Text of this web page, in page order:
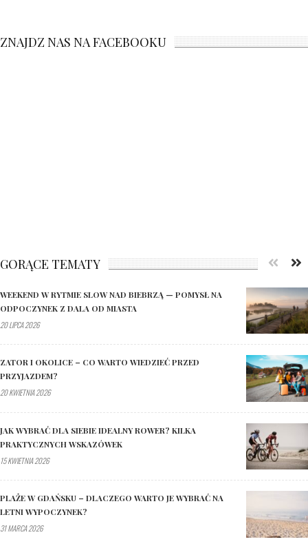
ZNAJDZ NAS NA FACEBOOKU
GORĄCE TEMATY
WEEKEND W RYTMIE SLOW NAD BIEBRZĄ — POMYSŁ NA
ODPOCZYNEK Z DALA OD MIASTA
20 LIPCA 2026
ZATOR I OKOLICE – CO WARTO WIEDZIEĆ PRZED
PRZYJAZDEM?
20 KWIETNIA 2026
JAK WYBRAĆ DLA SIEBIE IDEALNY ROWER? KILKA
PRAKTYCZNYCH WSKAZÓWEK
15 KWIETNIA 2026
PLAŻE W GDAŃSKU – DLACZEGO WARTO JE WYBRAĆ NA
LETNI WYPOCZYNEK?
31 MARCA 2026